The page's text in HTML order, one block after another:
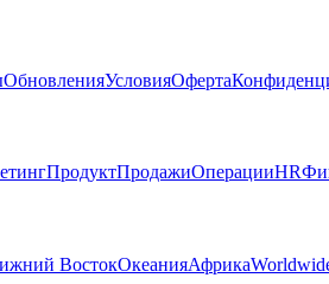
ОбновленияУсловияОферта
ПродуктПродажиОперацииHR
ВостокОкеанияАфрика